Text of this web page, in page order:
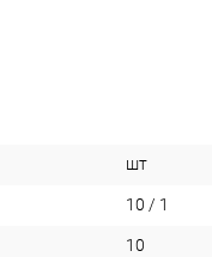
шт
10 / 1
10